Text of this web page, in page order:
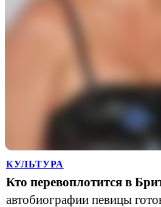
КУЛЬТУРА
Кто перевоплотится в
автобиографии певицы